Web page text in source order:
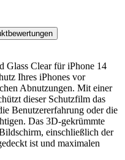
Glass Clear für iPhone 14
Ihres iPhones vor
Abnutzungen. Mit einer
dieser Schutzfilm das
Benutzererfahrung oder die
Das 3D-gekrümmte
einschließlich der
ist und maximalen